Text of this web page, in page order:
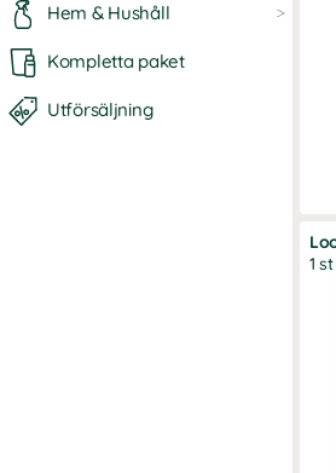
Hem & Hushåll
Kompletta paket
Utförsäljning
1 st